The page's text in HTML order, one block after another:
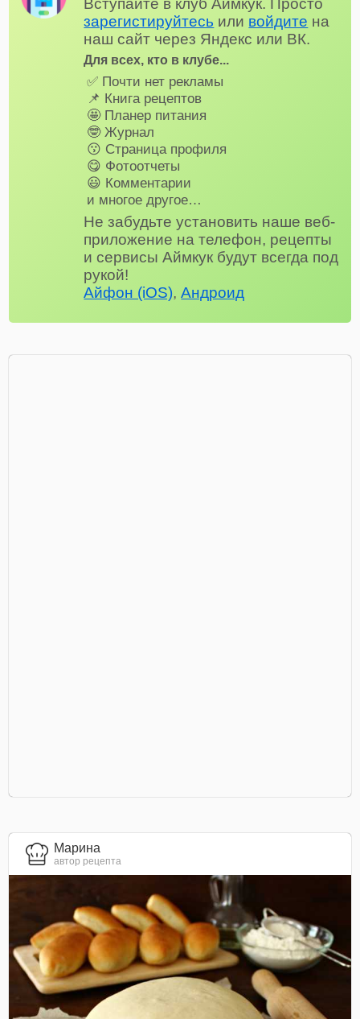
Вступайте в клуб Аймкук. Просто
зарегистируйтесь или войдите на
наш сайт через Яндекс или ВК.
Для всех, кто в клубе...
✅ Почти нет рекламы
📌 Книга рецептов
🤩 Планер питания
🤓 Журнал
😗 Страница профиля
😋 Фотоотчеты
😃 Комментарии
и многое другое…
Не забудьте установить наше веб-
приложение на телефон, рецепты
и сервисы Аймкук будут всегда под
рукой!
Айфон (iOS),Андроид
Марина
автор рецепта